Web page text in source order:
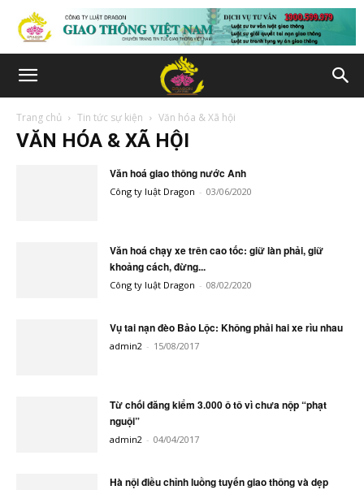
Trang chủ Tin tức sự kiện Văn hóa & Xã hội
VĂN HÓA & XÃ HỘI
Văn hoá giao thông nước Anh
Công ty luật Dragon - 03/06/2020
Văn hoá chạy xe trên cao tốc: giữ làn phải, giữ
khoảng cách, đừng...
Công ty luật Dragon - 08/02/2020
Vụ tai nạn đèo Bảo Lộc: Không phải hai xe rìu nhau
admin2 - 15/08/2017
Từ chối đăng kiểm 3.000 ô tô vì chưa nộp “phạt
nguội”
admin2 - 04/04/2017
Hà nội điều chỉnh luồng tuyến giao thông và dẹp